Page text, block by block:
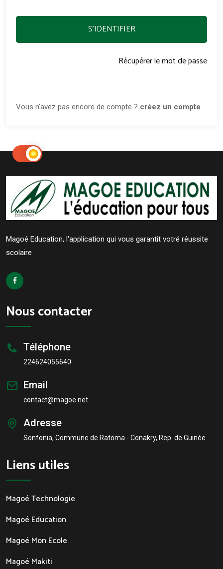
S'IDENTIFIER
Récupérer le mot de passe
Vous n'avez pas encore de compte ? créez un compte
Magoé Education, l'application qui vous garantit votré réussite
scolaire
Nous contacter
Téléphone
224624055640
Email
contact@magoe.net
Adresse
Sonfonia, Commune de Ratoma - Conakry, Rep. de Guinée
Liens utiles
Magoé Technologie
Magoé Education
Magoé Mon Ecole
Magoé Makiti